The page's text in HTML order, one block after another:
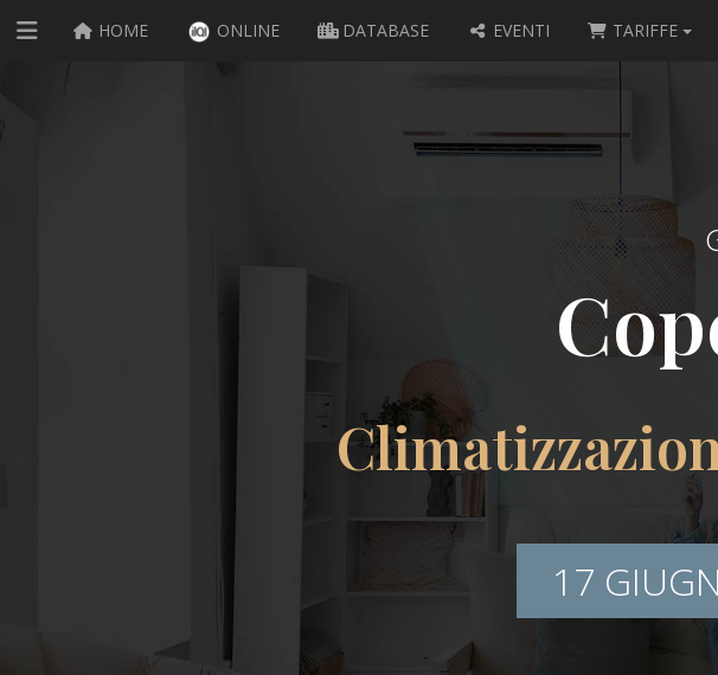
HOME ONLINE DATABASE EVENTI TARIFFE
17